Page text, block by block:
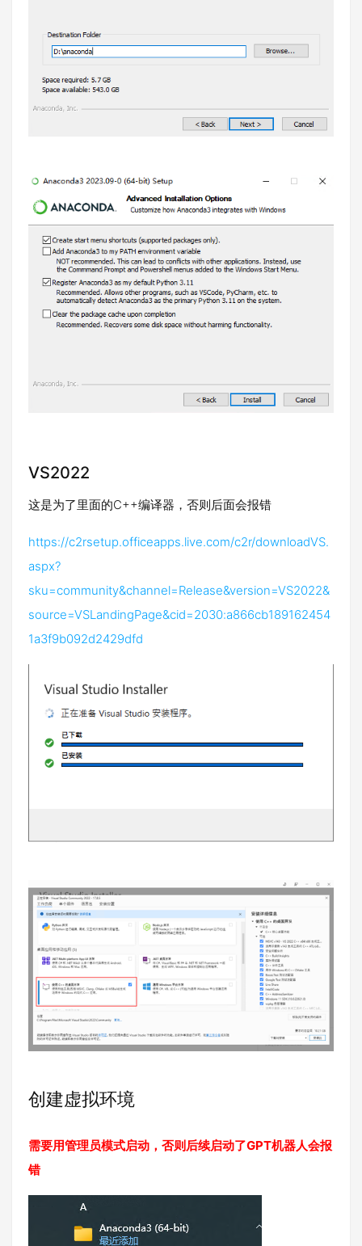
VS2022
这是为了里面的C++编译器，否则后面会报错
https://c2rsetup.officeapps.live.com/c2r/downloadVS.
aspx?
sku=community&channel=Release&version=VS2022&
source=VSLandingPage&cid=2030:a866cb189162454
1a3f9b092d2429dfd
创建虚拟环境
需要用管理员模式启动，否则后续启动了GPT机器人会报
错